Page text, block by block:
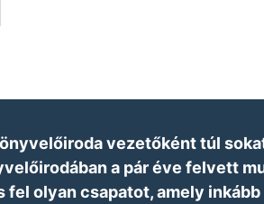
vezetőként túl
a pár éve felvett
fel olyan csapatot, amely